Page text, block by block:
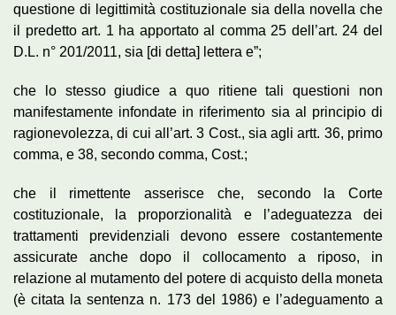
questione di legittimità costituzionale sia della novella che
il predetto art. 1 ha apportato al comma 25 dell’art. 24 del
D.L. n° 201/2011, sia [di detta] lettera e”;
che lo stesso giudice a quo ritiene tali questioni non
manifestamente infondate in riferimento sia al principio di
ragionevolezza, di cui all’art. 3 Cost., sia agli artt. 36, primo
comma, e 38, secondo comma, Cost.;
che il rimettente asserisce che, secondo la Corte
costituzionale, la proporzionalità e l’adeguatezza dei
trattamenti previdenziali devono essere costantemente
assicurate anche dopo il collocamento a riposo, in
relazione al mutamento del potere di acquisto della moneta
(è citata la sentenza n. 173 del 1986) e l’adeguamento a